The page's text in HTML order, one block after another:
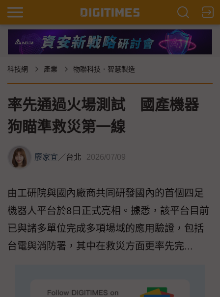
科技網 產業 物聯科技．智慧製造
率先通過火場測試 國產機器
狗瞄準救災第一線
廖家宜／台北 2026/07/09
由工研院與國內廠商共同研發國內的首個四足
機器人平台於8日正式亮相。據悉，該平台目前
已與諸多單位完成多項場域的應用驗證，包括
台電與消防署，其中在救災方面更率先完...